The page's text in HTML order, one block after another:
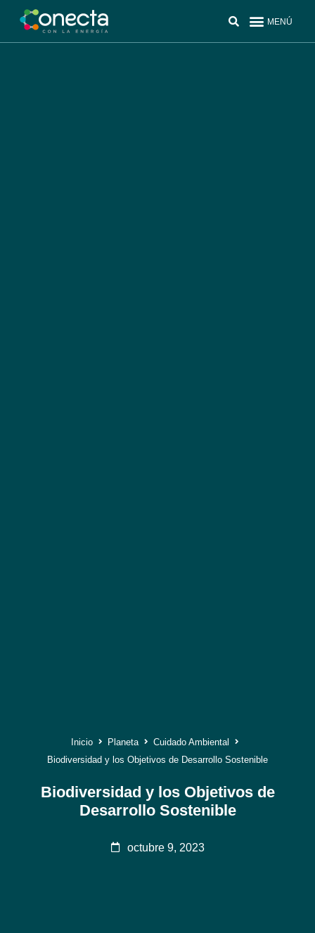
Inicio Planeta
Cuidado Ambiental
Biodiversidad y los Objetivos de Desarrollo Sostenible
Biodiversidad y los Objetivos de
Desarrollo Sostenible
octubre 9, 2023